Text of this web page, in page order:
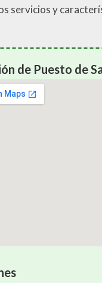
servicios y
de Puesto de